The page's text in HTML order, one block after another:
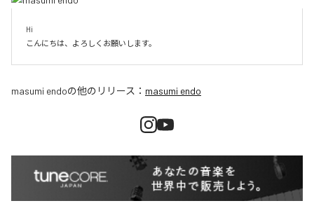
Hi
こんにちは、よろしくお願いします。
masumi endoの他のリリース： masumi endo